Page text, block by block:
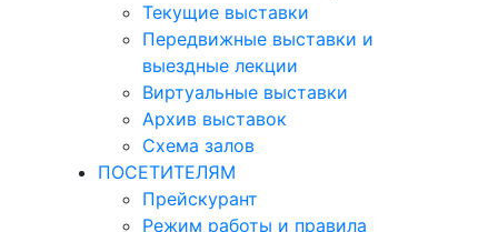
Текущие выставки
Передвижные выставки и
выездные лекции
Виртуальные выставки
Архив выставок
Схема залов
ПОСЕТИТЕЛЯМ
Прейскурант
Режим работы и правила